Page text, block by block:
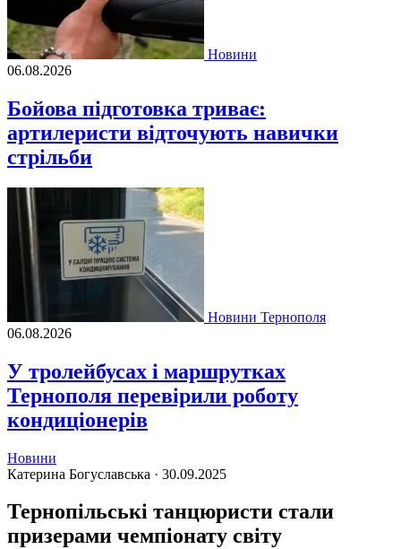
Новини
06.08.2026
Бойова підготовка триває:
артилеристи відточують навички
стрільби
Новини Тернополя
06.08.2026
У тролейбусах і маршрутках
Тернополя перевірили роботу
кондиціонерів
Новини
Катерина Богуславська · 30.09.2025
Тернопільські танцюристи стали
призерами чемпіонату світу